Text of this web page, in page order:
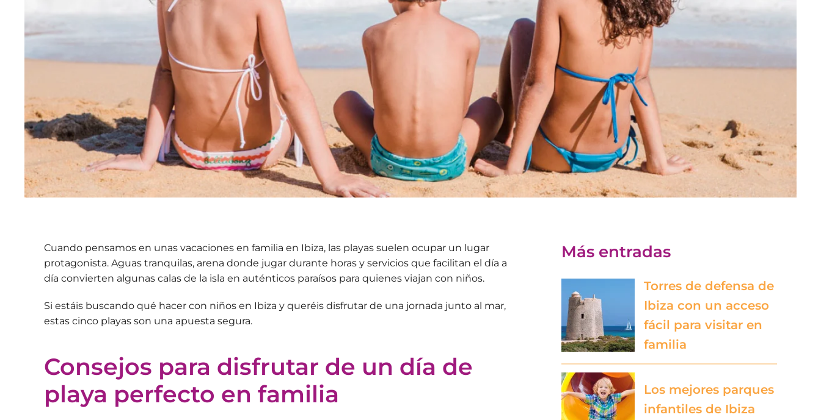
Cuando pensamos en unas vacaciones en familia en Ibiza, las playas suelen ocupar un lugar
protagonista. Aguas tranquilas, arena donde jugar durante horas y servicios que facilitan el día a
día convierten algunas calas de la isla en auténticos paraísos para quienes viajan con niños.
Si estáis buscando qué hacer con niños en Ibiza y queréis disfrutar de una jornada junto al mar,
estas cinco playas son una apuesta segura.
Consejos para disfrutar de un día de
playa perfecto en familia
Más entradas
Torres de defensa de
Ibiza con un acceso
fácil para visitar en
familia
Los mejores parques
infantiles de Ibiza